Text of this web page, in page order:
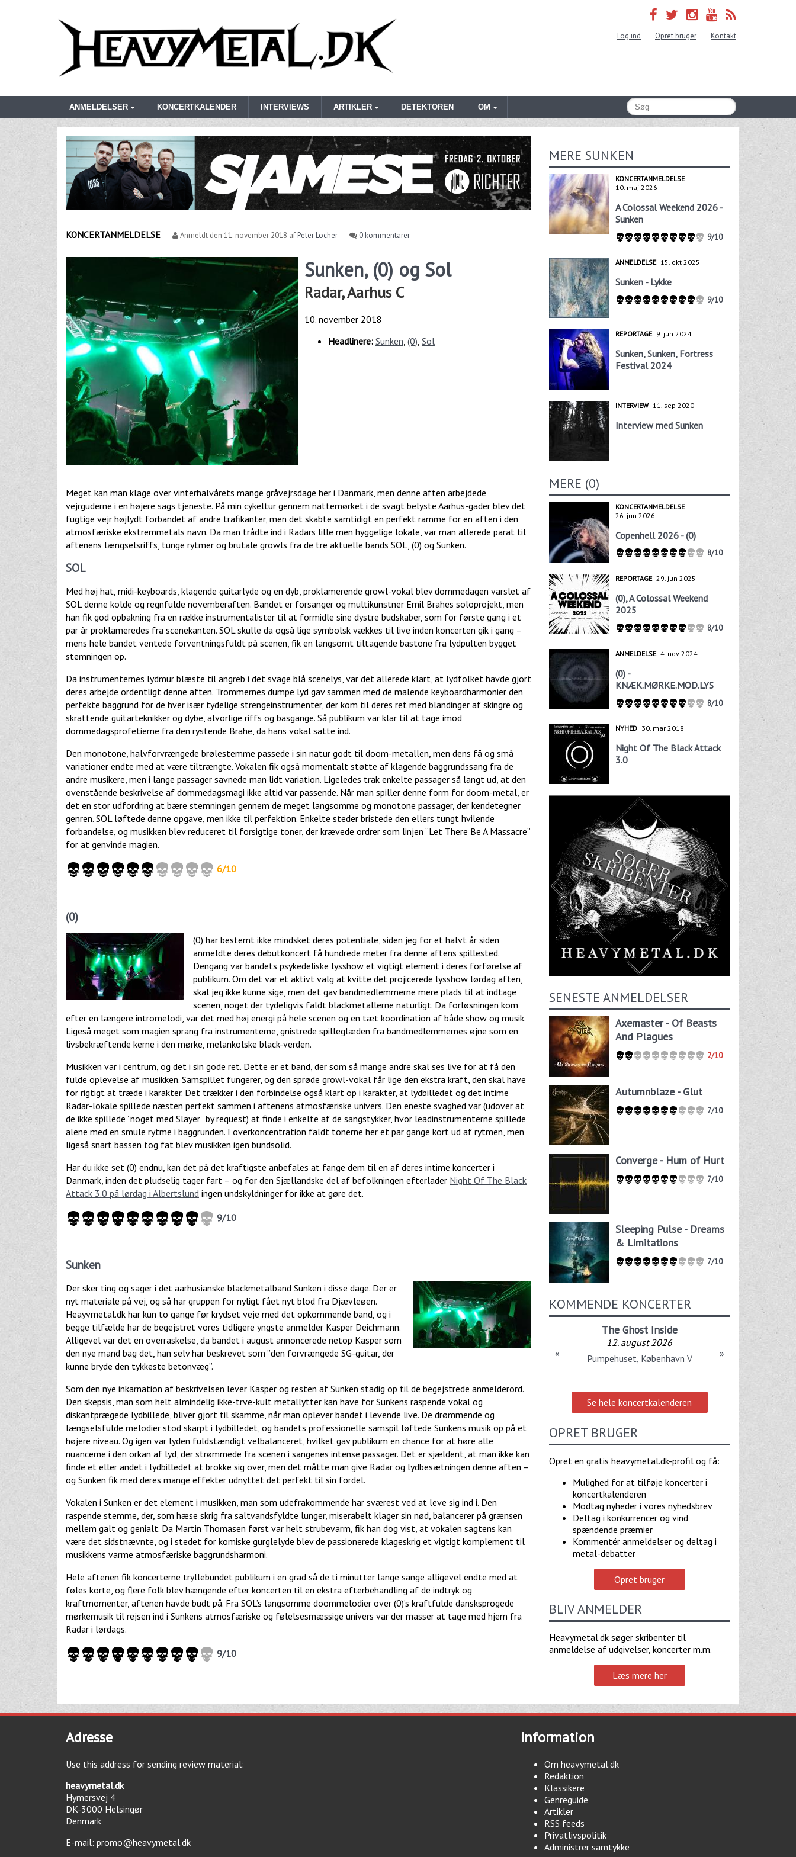
Log ind Opret bruger Kontakt
ANMELDELSER KONCERTKALENDER INTERVIEWS ARTIKLER DETEKTOREN OM
KONCERTANMELDELSE Anmeldt den 11. november 2018 afPeter Locher 0 kommentarer
Sunken, (0) og Sol
Radar, Aarhus C
10. november 2018
Headlinere: Sunken (0) Sol
Meget kan man klage over vinterhalvårets mange gråvejrsdage her i Danmark, men denne aften arbejdede
vejrguderne i en højere sags tjeneste. På min cykeltur gennem nattemørket i de svagt belyste Aarhus-gader blev det
fugtige vejr højlydt forbandet af andre trafikanter, men det skabte samtidigt en perfekt ramme for en aften i den
atmosfæriske ekstremmetals navn. Da man trådte ind i Radars lille men hyggelige lokale, var man allerede parat til
aftenens længselsriffs, tunge rytmer og brutale growls fra de tre aktuelle bands SOL, (0) og Sunken.
SOL
Med høj hat, midi-keyboards, klagende guitarlyde og en dyb, proklamerende growl-vokal blev dommedagen varslet af
SOL denne kolde og regnfulde novemberaften. Bandet er forsanger og multikunstner Emil Brahes soloprojekt, men
han fik god opbakning fra en række instrumentalister til at formidle sine dystre budskaber, som for første gang i et
par år proklameredes fra scenekanten. SOL skulle da også lige symbolsk vækkes til live inden koncerten gik i gang –
mens hele bandet ventede forventningsfuldt på scenen, fik en langsomt tiltagende bastone fra lydpulten bygget
stemningen op.
Da instrumenternes lydmur blæste til angreb i det svage blå scenelys, var det allerede klart, at lydfolket havde gjort
deres arbejde ordentligt denne aften. Trommernes dumpe lyd gav sammen med de malende keyboardharmonier den
perfekte baggrund for de hver især tydelige strengeinstrumenter, der kom til deres ret med blandinger af skingre og
skrattende guitarteknikker og dybe, alvorlige riffs og basgange. Så publikum var klar til at tage imod
dommedagsprofetierne fra den rystende Brahe, da hans vokal satte ind.
Den monotone, halvforvrængede brølestemme passede i sin natur godt til doom-metallen, men dens få og små
variationer endte med at være tiltrængte. Vokalen fik også momentalt støtte af klagende baggrundssang fra de
andre musikere, men i lange passager savnede man lidt variation. Ligeledes trak enkelte passager så langt ud, at den
ovenstående beskrivelse af dommedagsmagi ikke altid var passende. Når man spiller denne form for doom-metal, er
det en stor udfordring at bære stemningen gennem de meget langsomme og monotone passager, der kendetegner
genren. SOL løftede denne opgave, men ikke til perfektion. Enkelte steder bristede den ellers tungt hvilende
forbandelse, og musikken blev reduceret til forsigtige toner, der krævede ordrer som linjen ”Let There Be A Massacre”
for at genvinde magien.
6/10
(0)
(0) har bestemt ikke mindsket deres potentiale, siden jeg for et halvt år siden
anmeldte deres debutkoncert få hundrede meter fra denne aftens spillested.
Dengang var bandets psykedeliske lysshow et vigtigt element i deres forførelse af
publikum. Om det var et aktivt valg at kvitte det projicerede lysshow lørdag aften,
skal jeg ikke kunne sige, men det gav bandmedlemmerne mere plads til at indtage
scenen, noget der tydeligvis faldt blackmetallerne naturligt. Da forløsningen kom
efter en længere intromelodi, var det med høj energi på hele scenen og en tæt koordination af både show og musik.
Ligeså meget som magien sprang fra instrumenterne, gnistrede spilleglæden fra bandmedlemmernes øjne som en
livsbekræftende kerne i den mørke, melankolske black-verden.
Musikken var i centrum, og det i sin gode ret. Dette er et band, der som så mange andre skal ses live for at få den
fulde oplevelse af musikken. Samspillet fungerer, og den sprøde growl-vokal får lige den ekstra kraft, den skal have
for rigtigt at træde i karakter. Det trækker i den forbindelse også klart op i karakter, at lydbilledet og det intime
Radar-lokale spillede næsten perfekt sammen i aftenens atmosfæriske univers. Den eneste svaghed var (udover at
de ikke spillede ”noget med Slayer” by request) at finde i enkelte af de sangstykker, hvor leadinstrumenterne spillede
alene med en smule rytme i baggrunden. I overkoncentration faldt tonerne her et par gange kort ud af rytmen, men
ligeså snart bassen tog fat blev musikken igen bundsolid.
Har du ikke set (0) endnu, kan det på det kraftigste anbefales at fange dem til en af deres intime koncerter i
Danmark, inden det pludselig tager fart – og for den Sjællandske del af befolkningen efterlader Night Of The Black
Attack 3.0 på lørdag i Albertslund ingen undskyldninger for ikke at gøre det.
9/10
Sunken
Der sker ting og sager i det aarhusianske blackmetalband Sunken i disse dage. Der er
nyt materiale på vej, og så har gruppen for nyligt fået nyt blod fra Djævleøen.
Heayvmetal.dk har kun to gange før krydset veje med det opkommende band, og i
begge tilfælde har de begejstret vores tidligere yngste anmelder Kasper Deichmann.
Alligevel var det en overraskelse, da bandet i august annoncerede netop Kasper som
den nye mand bag det, han selv har beskrevet som ”den forvrængede SG-guitar, der
kunne bryde den tykkeste betonvæg”.
Som den nye inkarnation af beskrivelsen lever Kasper og resten af Sunken stadig op til de begejstrede anmelderord.
Den skepsis, man som helt almindelig ikke-trve-kult metallytter kan have for Sunkens raspende vokal og
diskantprægede lydbillede, bliver gjort til skamme, når man oplever bandet i levende live. De drømmende og
længselsfulde melodier stod skarpt i lydbilledet, og bandets professionelle samspil løftede Sunkens musik op på et
højere niveau. Og igen var lyden fuldstændigt velbalanceret, hvilket gav publikum en chance for at høre alle
nuancerne i den orkan af lyd, der strømmede fra scenen i sangenes intense passager. Det er sjældent, at man ikke kan
finde et eller andet i lydbilledet at brokke sig over, men det måtte man give Radar og lydbesætningen denne aften –
og Sunken fik med deres mange effekter udnyttet det perfekt til sin fordel.
Vokalen i Sunken er det element i musikken, man som udefrakommende har sværest ved at leve sig ind i. Den
raspende stemme, der, som hæse skrig fra saltvandsfyldte lunger, miserabelt klager sin nød, balancerer på grænsen
mellem galt og genialt. Da Martin Thomasen først var helt strubevarm, fik han dog vist, at vokalen sagtens kan
være det sidstnævnte, og i stedet for komiske gurglelyde blev de passionerede klageskrig et vigtigt komplement til
musikkens varme atmosfæriske baggrundsharmoni.
Hele aftenen fik koncerterne tryllebundet publikum i en grad så de ti minutter lange sange alligevel endte med at
føles korte, og flere folk blev hængende efter koncerten til en ekstra efterbehandling af de indtryk og
kraftmomenter, aftenen havde budt på. Fra SOL’s langsomme doommelodier over (0)’s kraftfulde dansksprogede
mørkemusik til rejsen ind i Sunkens atmosfæriske og følelsesmæssige univers var der masser at tage med hjem fra
Radar i lørdags.
9/10
MERE SUNKEN
KONCERTANMELDELSE
10. maj 2026
A Colossal Weekend 2026 -
Sunken
9/10
ANMELDELSE 15. okt 2025
Sunken - Lykke
9/10
REPORTAGE 9. jun 2024
Sunken, Sunken, Fortress
Festival 2024
INTERVIEW 11. sep 2020
Interview med Sunken
MERE (0)
KONCERTANMELDELSE
26. jun 2026
Copenhell 2026 - (0)
8/10
REPORTAGE 29. jun 2025
(0), A Colossal Weekend
2025
8/10
ANMELDELSE 4. nov 2024
(0) -
KNÆK.MØRKE.MOD.LYS
8/10
NYHED 30. mar 2018
Night Of The Black Attack
3.0
SENESTE ANMELDELSER
Axemaster - Of Beasts
And Plagues
2/10
Autumnblaze - Glut
7/10
Converge - Hum of Hurt
7/10
Sleeping Pulse - Dreams
& Limitations
7/10
KOMMENDE KONCERTER
The Ghost Inside
12. august 2026
Pumpehuset, København V
« »
Se hele koncertkalenderen
OPRET BRUGER
Opret en gratis heavymetal.dk-profil og få:
Mulighed for at tilføje koncerter i
koncertkalenderen
Modtag nyheder i vores nyhedsbrev
Deltag i konkurrencer og vind
spændende præmier
Kommentér anmeldelser og deltag i
metal-debatter
Opret bruger
BLIV ANMELDER
Heavymetal.dk søger skribenter til
anmeldelse af udgivelser, koncerter m.m.
Læs mere her
Adresse
Use this address for sending review material:
heavymetal.dk
Hymersvej 4
DK-3000 Helsingør
Denmark
E-mail: promo@heavymetal.dk
Information
Om heavymetal.dk
Redaktion
Klassikere
Genreguide
Artikler
RSS feeds
Privatlivspolitik
Administrer samtykke